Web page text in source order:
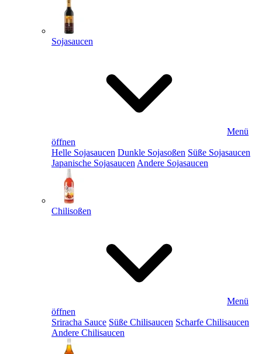
Sojasaucen
Menü
öffnen
Helle Sojasaucen Dunkle Sojasoßen Süße Sojasaucen
Japanische Sojasaucen Andere Sojasaucen
Chilisoßen
Menü
öffnen
Sriracha Sauce Süße Chilisaucen Scharfe Chilisaucen
Andere Chilisaucen